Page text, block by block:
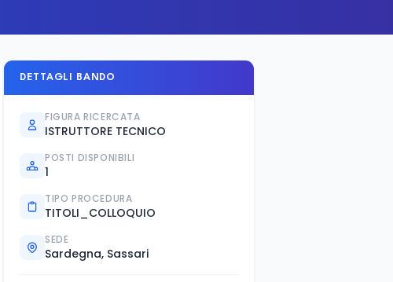
DETTAGLI BANDO
FIGURA RICERCATA
ISTRUTTORE TECNICO
POSTI DISPONIBILI
1
TIPO PROCEDURA
TITOLI_COLLOQUIO
SEDE
Sardegna, Sassari